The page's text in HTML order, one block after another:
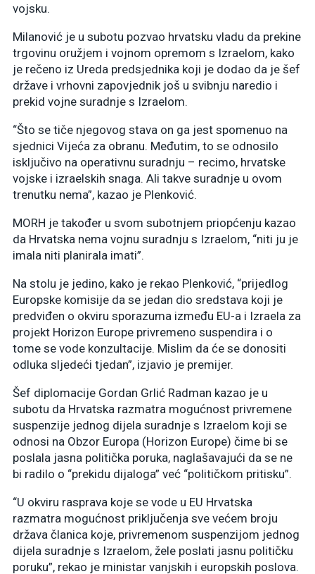
vojsku.
Milanović je u subotu pozvao hrvatsku vladu da prekine
trgovinu oružjem i vojnom opremom s Izraelom, kako
je rečeno iz Ureda predsjednika koji je dodao da je šef
države i vrhovni zapovjednik još u svibnju naredio i
prekid vojne suradnje s Izraelom.
“Što se tiče njegovog stava on ga jest spomenuo na
sjednici Vijeća za obranu. Međutim, to se odnosilo
isključivo na operativnu suradnju – recimo, hrvatske
vojske i izraelskih snaga. Ali takve suradnje u ovom
trenutku nema”, kazao je Plenković.
MORH je također u svom subotnjem priopćenju kazao
da Hrvatska nema vojnu suradnju s Izraelom, “niti ju je
imala niti planirala imati”.
Na stolu je jedino, kako je rekao Plenković, “prijedlog
Europske komisije da se jedan dio sredstava koji je
predviđen o okviru sporazuma između EU-a i Izraela za
projekt Horizon Europe privremeno suspendira i o
tome se vode konzultacije. Mislim da će se donositi
odluka sljedeći tjedan”, izjavio je premijer.
Šef diplomacije Gordan Grlić Radman kazao je u
subotu da Hrvatska razmatra mogućnost privremene
suspenzije jednog dijela suradnje s Izraelom koji se
odnosi na Obzor Europa (Horizon Europe) čime bi se
poslala jasna politička poruka, naglašavajući da se ne
bi radilo o “prekidu dijaloga” već “političkom pritisku”.
“U okviru rasprava koje se vode u EU Hrvatska
razmatra mogućnost priključenja sve većem broju
država članica koje, privremenom suspenzijom jednog
dijela suradnje s Izraelom, žele poslati jasnu političku
poruku”, rekao je ministar vanjskih i europskih poslova.